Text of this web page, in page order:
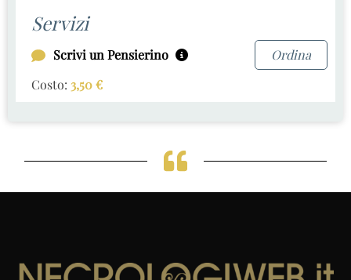
Servizi
Scrivi un Pensierino
Ordina
Costo: 3,50€